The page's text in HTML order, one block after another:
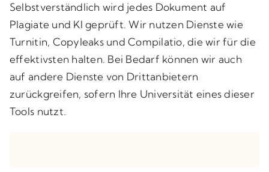
Selbstverständlich wird jedes Dokument auf
Plagiate und KI geprüft. Wir nutzen Dienste wie
Turnitin, Copyleaks und Compilatio, die wir für die
effektivsten halten. Bei Bedarf können wir auch
auf andere Dienste von Drittanbietern
zurückgreifen, sofern Ihre Universität eines dieser
Tools nutzt.